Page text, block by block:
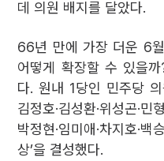
데 의원 배지를 달았다.
66년 만에 가장 더운 6
어떻게 확장할 수 있을
다. 원내 1당인 민주당 의
김정호·김성환·위성곤·민
박정현·임미애·차지호·
상’을 결성했다.